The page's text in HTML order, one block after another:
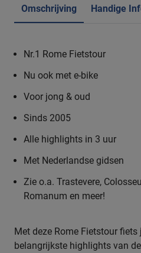
Omschrijving Handige
Nr.1 Rome Fietstour
Nu ook met e-bike
Voor jong & oud
Sinds 2005
Alle highlights in 3 uur
Met Nederlandse gidsen
Zie o.a. Trastevere,
Romanum en meer!
Met deze Rome Fietstour
belangrijkste highlights van